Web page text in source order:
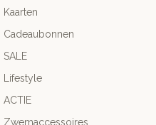
Kaarten
Cadeaubonnen
SALE
Lifestyle
ACTIE
Zwemaccessoires